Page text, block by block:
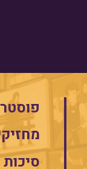
סיכות